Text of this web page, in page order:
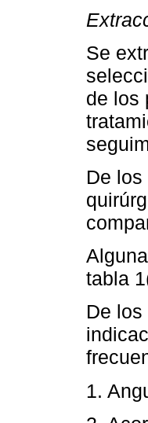
Se
de los
De
tabla
De
1.